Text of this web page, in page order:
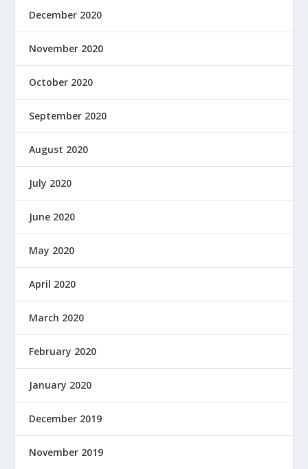
December 2020
November 2020
October 2020
September 2020
August 2020
July 2020
June 2020
May 2020
April 2020
March 2020
February 2020
January 2020
December 2019
November 2019